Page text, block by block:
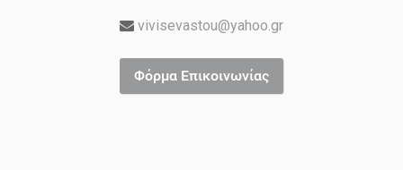
vivisevastou@yahoo.gr
Φόρμα Επικοινωνίας